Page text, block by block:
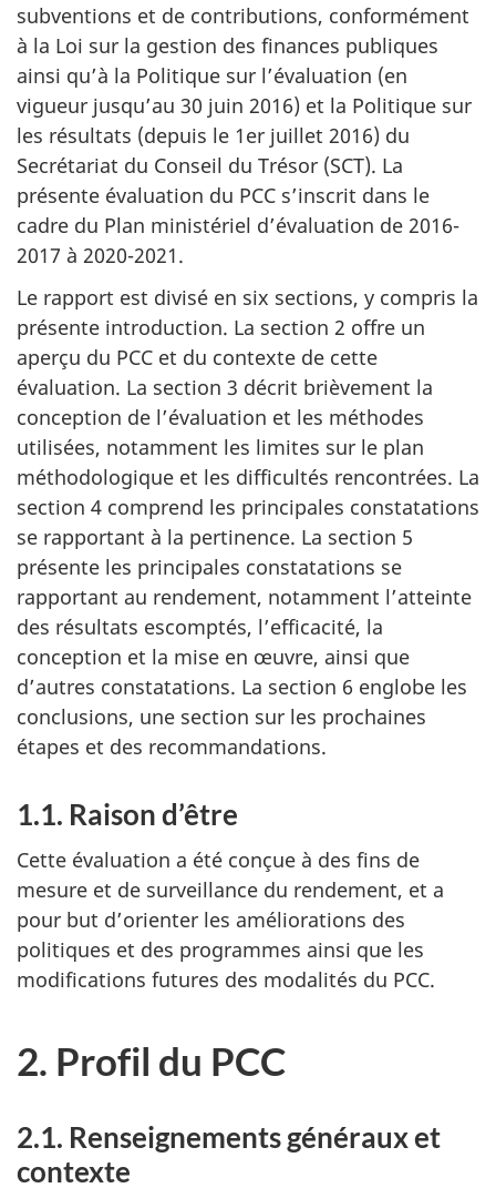
subventions et de contributions, conformément
à la Loi sur la gestion des finances publiques
ainsi qu’à la Politique sur l’évaluation (en
vigueur jusqu’au 30 juin 2016) et la Politique sur
les résultats (depuis le 1er juillet 2016) du
Secrétariat du Conseil du Trésor (SCT). La
présente évaluation du PCC s’inscrit dans le
cadre du Plan ministériel d’évaluation de 2016-
2017 à 2020-2021.
Le rapport est divisé en six sections, y compris la
présente introduction. La section 2 offre un
aperçu du PCC et du contexte de cette
évaluation. La section 3 décrit brièvement la
conception de l’évaluation et les méthodes
utilisées, notamment les limites sur le plan
méthodologique et les difficultés rencontrées. La
section 4 comprend les principales constatations
se rapportant à la pertinence. La section 5
présente les principales constatations se
rapportant au rendement, notamment l’atteinte
des résultats escomptés, l’efficacité, la
conception et la mise en œuvre, ainsi que
d’autres constatations. La section 6 englobe les
conclusions, une section sur les prochaines
étapes et des recommandations.
1.1. Raison d’être
Cette évaluation a été conçue à des fins de
mesure et de surveillance du rendement, et a
pour but d’orienter les améliorations des
politiques et des programmes ainsi que les
modifications futures des modalités du PCC.
2. Profil du PCC
2.1. Renseignements généraux et
contexte